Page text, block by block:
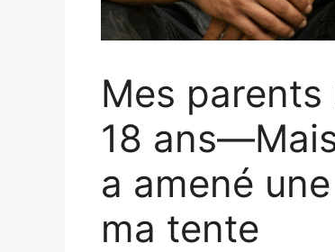
Mes parents
18
a amené
ma tente